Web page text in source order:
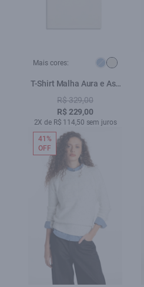
Mais cores:
T-Shirt Malha Aura e Asa
Off White
R$ 329,00
R$ 229,00
2X de R$ 114,50 sem juros
41%
OFF